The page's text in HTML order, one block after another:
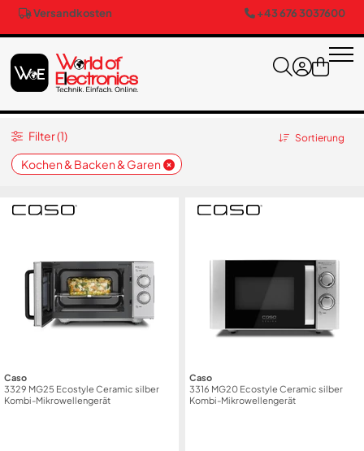
Versandkosten +43 676 3037600
Sortierung
Kochen & Backen & Garen
Filter (1)
Caso
3329 MG25 Ecostyle Ceramic silber
Kombi-Mikrowellengerät
Caso
3316 MG20 Ecostyle Ceramic silber
Kombi-Mikrowellengerät